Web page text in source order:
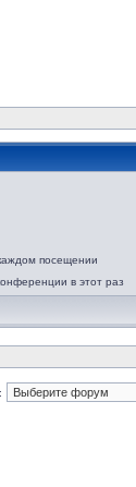
посещении
в этот раз